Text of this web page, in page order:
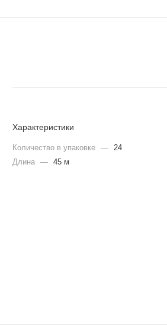
Характеристики
Количество в упаковке —
24
Длина
— 45 м